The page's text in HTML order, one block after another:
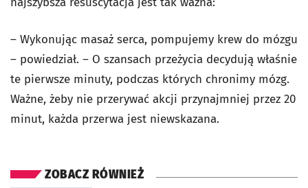
– Wykonując masaż serca, pompujemy krew do mózgu
– powiedział. – O szansach przeżycia decydują właśnie
te pierwsze minuty, podczas których chronimy mózg.
Ważne, żeby nie przerywać akcji przynajmniej przez 20
minut, każda przerwa jest niewskazana.
ZOBACZ RÓWNIEŻ